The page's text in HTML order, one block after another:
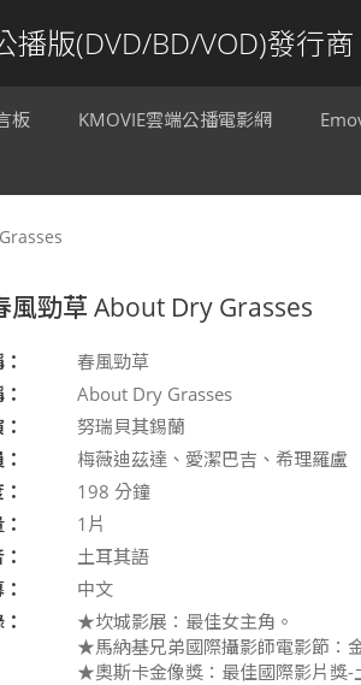
播版(DVD/BD/VOD)發行商
板 KMOVIE雲端公播電影網
風勁草 About Dry Grasses
春風勁草
About Dry Grasses
努瑞貝其錫蘭
梅薇迪茲達、愛潔巴吉、希理羅盧
198 分鐘
1片
土耳其語
中文
★坎城影展：最佳女主角。
★馬納基兄弟國際攝影師電影節：
★奧斯卡金像獎：最佳國際影片獎-